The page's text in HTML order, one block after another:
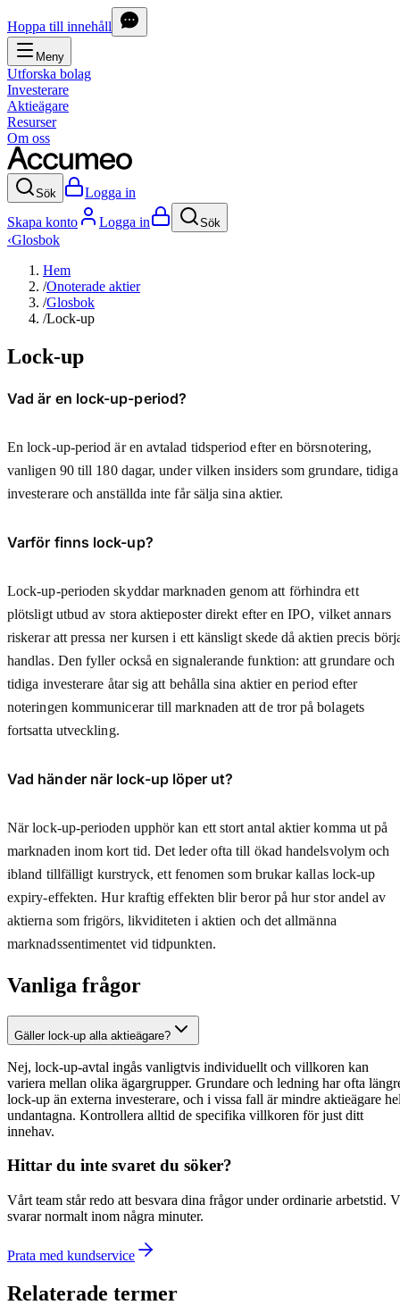
Hoppa till innehåll
Meny
Utforska bolag
Investerare
Aktieägare
Resurser
Om oss
Sök
Logga in
Skapa konto
Logga in Sök
‹Glosbok
Hem
/Onoterade aktier
/Glosbok
/Lock-up
Lock-up
Vad är en lock-up-period?
En lock-up-period är en avtalad tidsperiod efter en börsnotering,
vanligen 90 till 180 dagar, under vilken insiders som grundare, tidiga
investerare och anställda inte får sälja sina aktier.
Varför finns lock-up?
Lock-up-perioden skyddar marknaden genom att förhindra ett
plötsligt utbud av stora aktieposter direkt efter en IPO, vilket annars
riskerar att pressa ner kursen i ett känsligt skede då aktien precis
handlas. Den fyller också en signalerande funktion: att grundare och
tidiga investerare åtar sig att behålla sina aktier en period efter
noteringen kommunicerar till marknaden att de tror på bolagets
fortsatta utveckling.
Vad händer när lock-up löper ut?
När lock-up-perioden upphör kan ett stort antal aktier komma ut på
marknaden inom kort tid. Det leder ofta till ökad handelsvolym och
ibland tillfälligt kurstryck, ett fenomen som brukar kallas lock-up
expiry-effekten. Hur kraftig effekten blir beror på hur stor andel av
aktierna som frigörs, likviditeten i aktien och det allmänna
marknadssentimentet vid tidpunkten.
Vanliga frågor
Gäller lock-up alla aktieägare?
Nej, lock-up-avtal ingås vanligtvis individuellt och villkoren kan
variera mellan olika ägargrupper. Grundare och ledning har ofta
lock-up än externa investerare, och i vissa fall är mindre aktieägare
undantagna. Kontrollera alltid de specifika villkoren för just ditt
innehav.
Hittar du inte svaret du söker?
Vårt team står redo att besvara dina frågor under ordinarie arbetstid.
svarar normalt inom några minuter.
Prata med kundservice
Relaterade termer